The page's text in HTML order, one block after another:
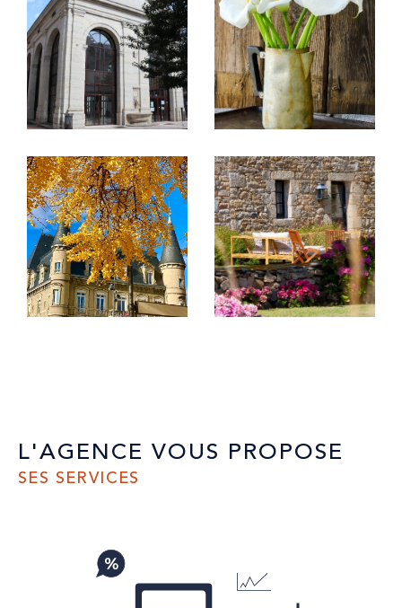
L'AGENCE VOUS PROPOSE
SES SERVICES